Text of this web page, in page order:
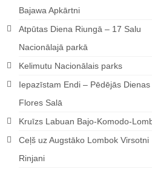
Bajawa Apkārtni
Atpūtas Diena Riungā – 17 Salu
Nacionālajā parkā
Kelimutu Nacionālais parks
Iepazīstam Endi – Pēdējās Dienas
Flores Salā
Kruīzs Labuan Bajo-Komodo-
Ceļš uz Augstāko Lombok Virsotni
Rinjani